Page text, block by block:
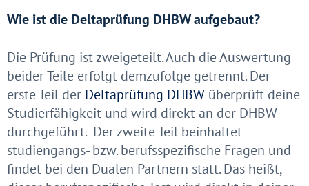
Wie ist die Deltaprüfung DHBW aufgebaut?
Die Prüfung ist zweigeteilt. Auch die Auswertung
beider Teile erfolgt demzufolge getrennt. Der
erste Teil der Deltaprüfung DHBW überprüft deine
Studierfähigkeit und wird direkt an der DHBW
durchgeführt. Der zweite Teil beinhaltet
studiengangs- bzw. berufsspezifische Fragen und
findet bei den Dualen Partnern statt. Das heißt,